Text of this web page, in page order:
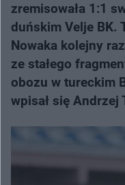
zremisowała 1:1
duńskim Velje BK.
Nowaka kolejny
ze stałego
obozu w tureckim
wpisał się Andrzej